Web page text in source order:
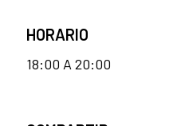
HORARIO
18:00 A 20:00